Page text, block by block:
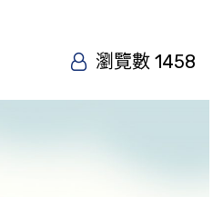
瀏覽數 1458